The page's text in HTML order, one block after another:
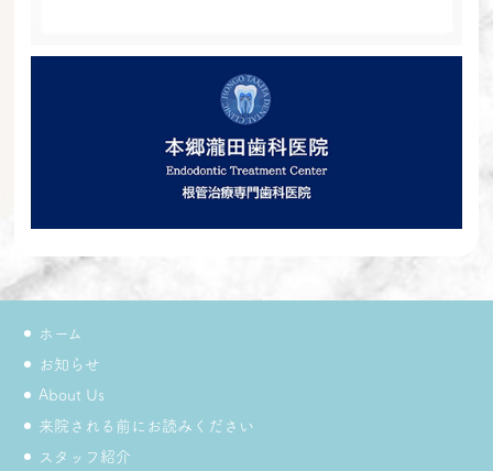
ホーム
お知らせ
About Us
来院される前にお読みください
スタッフ紹介